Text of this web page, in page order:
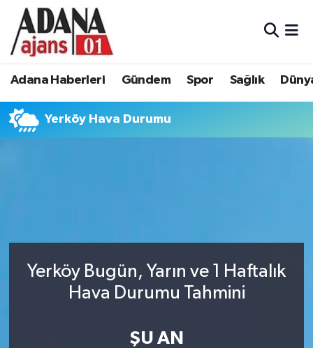
Adana Haberleri Gündem Spor Sağlık
Yerköy Hava Durumu
Yerköy Bugün, Yarın ve 1 Haftalık
Hava Durumu Tahmini
ŞU AN
Adana Haberleri
Spor
Siyaset
Ekonomi
Adana Nöbetçi Eczaneler
Adana Namaz Vakitleri
Son Dakika Haberleri
Haber Arşivi